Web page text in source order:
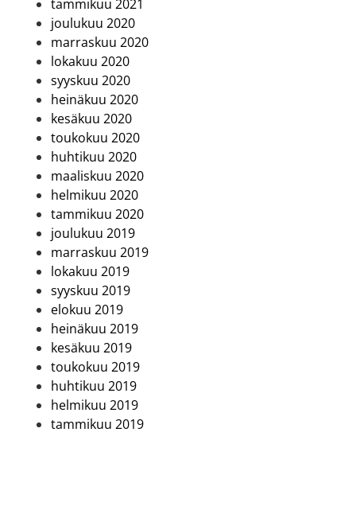
tammikuu 2021
joulukuu 2020
marraskuu 2020
lokakuu 2020
syyskuu 2020
heinäkuu 2020
kesäkuu 2020
toukokuu 2020
huhtikuu 2020
maaliskuu 2020
helmikuu 2020
tammikuu 2020
joulukuu 2019
marraskuu 2019
lokakuu 2019
syyskuu 2019
elokuu 2019
heinäkuu 2019
kesäkuu 2019
toukokuu 2019
huhtikuu 2019
helmikuu 2019
tammikuu 2019